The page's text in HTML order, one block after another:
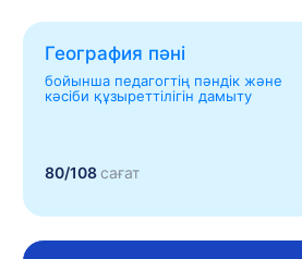
География пәні
бойынша педагогтің пәндік және
кәсіби құзыреттілігін дамыту
80/108сағат